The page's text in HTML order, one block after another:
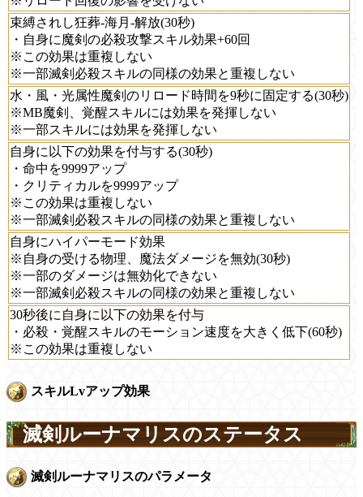
束縛されし狂葬-海月-解放(30秒)
・自身に魔剣の必殺攻撃スキル効果+60回
※この効果は重複しない
※一部滅剣必殺スキルの同様の効果と重複しない
水・風・光属性魔剣のリロード時間を9秒に固定する(30秒)
※MB魔剣、覚醒スキルには効果を発揮しない
※一部スキルには効果を発揮しない
自身に以下の効果を付与する(30秒)
・命中を9999アップ
・クリティカルを9999アップ
※この効果は重複しない
※一部滅剣必殺スキルの同様の効果と重複しない
自身にハイパーモード効果
※自身の受ける物理、魔法ダメージを無効(30秒)
※一部のダメージは無効化できない
※一部滅剣必殺スキルの同様の効果と重複しない
30秒後に自身に以下の効果を付与
・必殺・覚醒スキルのモーション速度を大きく低下(60秒)
※この効果は重複しない
スキルLvアップ効果
滅剣ルーナマリスのステータス
滅剣ルーナマリスのパラメータ